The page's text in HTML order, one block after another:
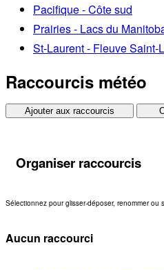
Pacifique - Côte sud
Prairies - Lacs du
St-Laurent - Fleuve Saint-
Raccourcis météo
Ajouter aux raccourcis
Organiser raccourcis
Sélectionnez pour glisser-déposer, renommer ou
Aucun raccourci